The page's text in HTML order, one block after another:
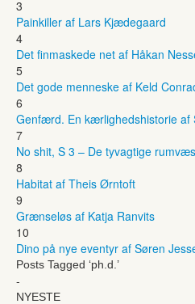
3
Painkiller af Lars Kjædegaard
4
Det finmaskede net af Håkan
5
Det gode menneske af Keld
6
Genfærd. En kærlighedshistorie af
7
No shit, S 3 – De tyvagtige
8
Habitat af Theis Ørntoft
9
Grænseløs af Katja Ranvits
10
Dino på nye eventyr af Søren
Posts Tagged ‘ph.d.’
-
NYESTE